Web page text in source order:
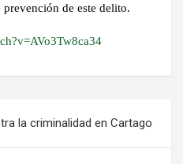
de este delito.
la criminalidad en Cartago